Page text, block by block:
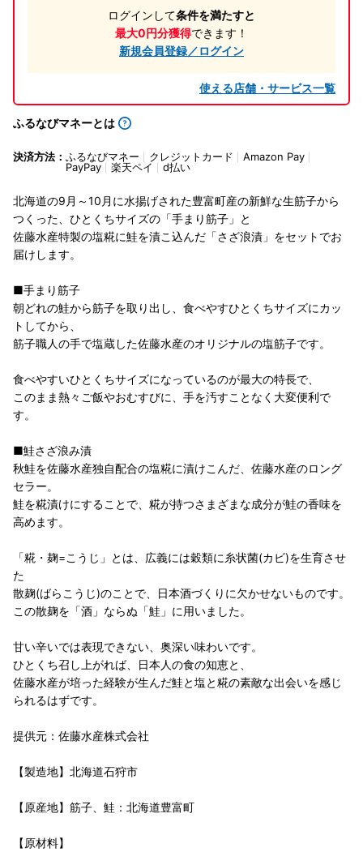
ログインして条件を満たすと
最大0円分獲得できます！
新規会員登録／ログイン
使える店舗・サービス一覧
ふるなびマネーとは
決済方法： ふるなびマネー クレジットカード
Amazon Pay
PayPay
楽天ペイ d払い
北海道の9月～10月に水揚げされた豊富町産の新鮮な生筋子から
つくった、ひとくちサイズの「手まり筋子」と
佐藤水産特製の塩糀に鮭を漬こ込んだ「さざ浪漬」をセットでお
届けします。
■手まり筋子
朝どれの鮭から筋子を取り出し、食べやすひとくちサイズにカッ
トしてから、
筋子職人の手で塩蔵した佐藤水産のオリジナルの塩筋子です。
食べやすいひとくちサイズになっているのが最大の特長で、
このまま熱々ご飯やおむすびに、手を汚すことなく大変便利で
す。
■鮭さざ浪み漬
秋鮭を佐藤水産独自配合の塩糀に漬けこんだ、佐藤水産のロング
セラー。
鮭を糀漬けにすることで、糀が持つさまざまな成分が鮭の香味を
高めます。
「糀・麹=こうじ」とは、広義には穀類に糸状菌(カビ)を生育させ
た
散麹(ばらこうじ)のことで、日本酒づくりに欠かせないものです。
この散麹を「酒」ならぬ「鮭」に用いました。
甘い辛いでは表現できない、奥深い味わいです。
ひとくち召し上がれば、日本人の食の知恵と、
佐藤水産が培った経験が生んだ鮭と塩と糀の素敵な出会いを感じ
られるはずです。
提供元：佐藤水産株式会社
【製造地】北海道石狩市
【原産地】筋子、鮭：北海道豊富町
【原材料】